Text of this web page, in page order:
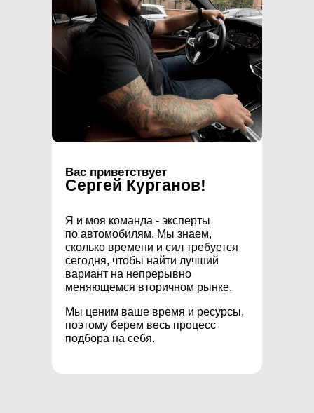
Вас приветствует
Сергей Курганов!
Я и моя команда - эксперты
по автомобилям. Мы знаем,
сколько времени и сил требуется
сегодня, чтобы найти лучший
вариант на непрерывно
меняющемся вторичном рынке.
Мы ценим ваше время и ресурсы,
поэтому берем весь процесс
подбора на себя.